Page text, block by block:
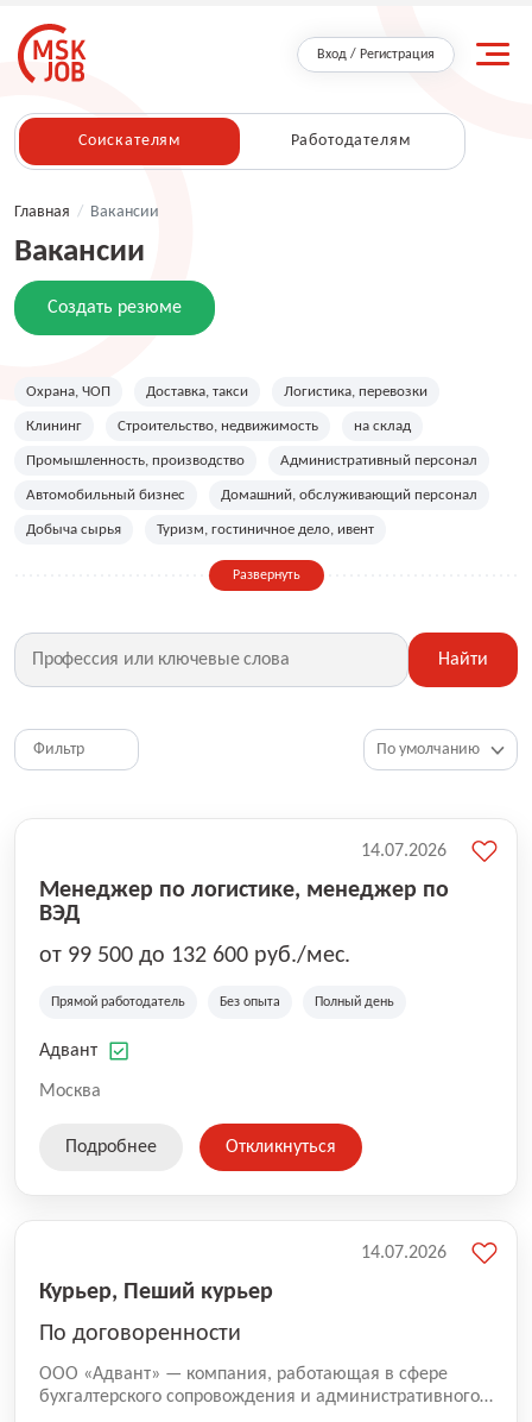
Вход / Регистрация
Соискателям Работодателям
Главная / Вакансии
Вакансии
Создать резюме
Охрана, ЧОП Доставка, такси Логистика, перевозки
Клининг Строительство, недвижимость на склад
Промышленность, производство Административный персонал
Автомобильный бизнес Домашний, обслуживающий персонал
Добыча сырья Туризм, гостиничное дело, ивент
Дизайн, искусство, ивент
Фитнес, красота, спорт Страхование
Медицина, фармацевтика Маркетинг, PR, реклама
HR, управление персоналом
Топ менеджмент, руководители
Развернуть
Найти
Фильтр
Менеджер по логистике, менеджер по
ВЭД
от 99 500 до 132 600 руб./мес.
Прямой работодатель Без опыта Полный день
Адвант
Москва
14.07.2026
Подробнее Откликнуться
Курьер, Пеший курьер
По договоренности
ООО «Адвант» — компания, работающая в сфере
бухгалтерского сопровождения и административного
14.07.2026